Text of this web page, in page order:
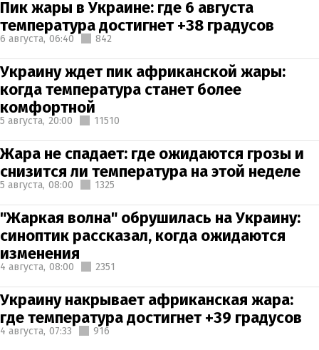
Пик жары в Украине: где 6 августа
температура достигнет +38 градусов
6 августа, 06:40 842
Украину ждет пик африканской жары:
когда температура станет более
комфортной
5 августа, 20:00 11510
Жара не спадает: где ожидаются грозы и
снизится ли температура на этой неделе
5 августа, 08:00 1325
"Жаркая волна" обрушилась на Украину:
синоптик рассказал, когда ожидаются
изменения
4 августа, 08:00 2351
Украину накрывает африканская жара:
где температура достигнет +39 градусов
4 августа, 07:33 916